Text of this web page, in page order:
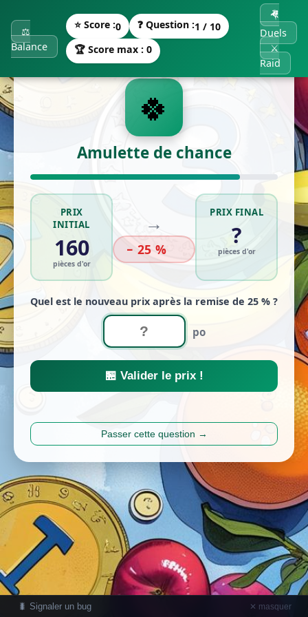
⚖️
Balance
⭐ Score :0 ❓ Question :1 / 10
🏆 Score max : 0
🤻
Duels
⚔️
Raid
🍀
Amulette de chance
PRIX
INITIAL
160
pièces d'or
→
− 25 %
PRIX FINAL
?
pièces d'or
Quel est le nouveau prix après la remise de 25 % ?
po
🏪 Valider le prix !
Passer cette question →
🐛 Signaler un bug ✕ masquer